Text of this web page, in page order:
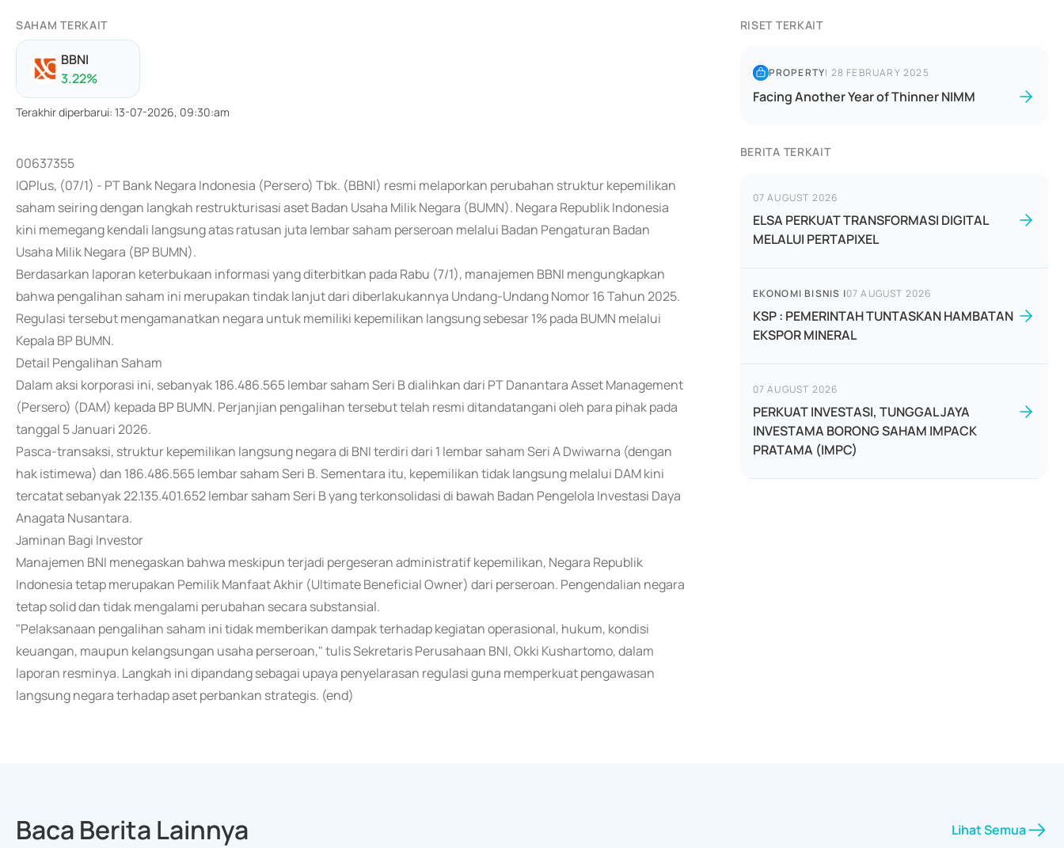
SAHAM TERKAIT
BBNI
3.22%
Terakhir diperbarui: 13-07-2026, 09:30:am
00637355
IQPlus, (07/1) - PT Bank Negara Indonesia (Persero) Tbk. (BBNI) resmi melaporkan perubahan struktur kepemilikan
saham seiring dengan langkah restrukturisasi aset Badan Usaha Milik Negara (BUMN). Negara Republik Indonesia
kini memegang kendali langsung atas ratusan juta lembar saham perseroan melalui Badan Pengaturan Badan
Usaha Milik Negara (BP BUMN).
Berdasarkan laporan keterbukaan informasi yang diterbitkan pada Rabu (7/1), manajemen BBNI mengungkapkan
bahwa pengalihan saham ini merupakan tindak lanjut dari diberlakukannya Undang-Undang Nomor 16 Tahun 2025.
Regulasi tersebut mengamanatkan negara untuk memiliki kepemilikan langsung sebesar 1% pada BUMN melalui
Kepala BP BUMN.
Detail Pengalihan Saham
Dalam aksi korporasi ini, sebanyak 186.486.565 lembar saham Seri B dialihkan dari PT Danantara Asset Management
(Persero) (DAM) kepada BP BUMN. Perjanjian pengalihan tersebut telah resmi ditandatangani oleh para pihak pada
tanggal 5 Januari 2026.
Pasca-transaksi, struktur kepemilikan langsung negara di BNI terdiri dari 1 lembar saham Seri A Dwiwarna (dengan
hak istimewa) dan 186.486.565 lembar saham Seri B. Sementara itu, kepemilikan tidak langsung melalui DAM kini
tercatat sebanyak 22.135.401.652 lembar saham Seri B yang terkonsolidasi di bawah Badan Pengelola Investasi Daya
Anagata Nusantara.
Jaminan Bagi Investor
Manajemen BNI menegaskan bahwa meskipun terjadi pergeseran administratif kepemilikan, Negara Republik
Indonesia tetap merupakan Pemilik Manfaat Akhir (Ultimate Beneficial Owner) dari perseroan. Pengendalian negara
tetap solid dan tidak mengalami perubahan secara substansial.
"Pelaksanaan pengalihan saham ini tidak memberikan dampak terhadap kegiatan operasional, hukum, kondisi
keuangan, maupun kelangsungan usaha perseroan," tulis Sekretaris Perusahaan BNI, Okki Kushartomo, dalam
laporan resminya. Langkah ini dipandang sebagai upaya penyelarasan regulasi guna memperkuat pengawasan
langsung negara terhadap aset perbankan strategis. (end)
RISET TERKAIT
PROPERTY| 28 FEBRUARY 2025
Facing Another Year of Thinner NIMM
BERITA TERKAIT
07 AUGUST 2026
ELSA PERKUAT TRANSFORMASI DIGITAL
MELALUI PERTAPIXEL
EKONOMI BISNIS |07 AUGUST 2026
KSP : PEMERINTAH TUNTASKAN HAMBATAN
EKSPOR MINERAL
07 AUGUST 2026
PERKUAT INVESTASI, TUNGGAL JAYA
INVESTAMA BORONG SAHAM IMPACK
PRATAMA (IMPC)
Baca Berita Lainnya Lihat Semua